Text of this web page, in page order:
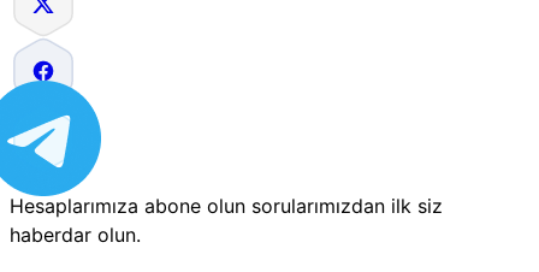
Hesaplarımıza abone olun sorularımızdan ilk siz
haberdar olun.